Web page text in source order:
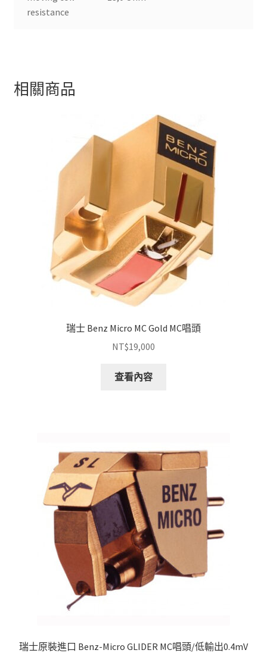
resistance
相關商品
瑞士 Benz Micro MC Gold MC唱頭
NT$19,000
查看內容
瑞士原裝進口 Benz-Micro GLIDER MC唱頭/低輸出0.4mV